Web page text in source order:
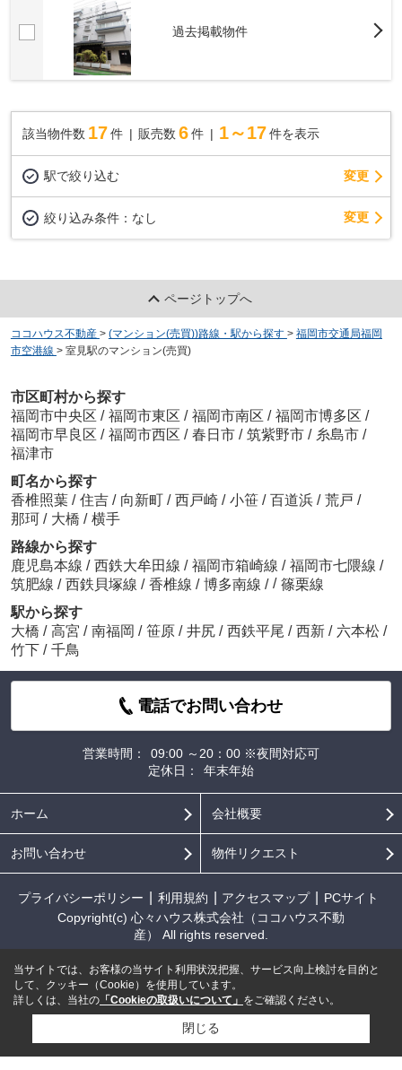
過去掲載物件
該当物件数 17件 販売数 6 件 1～17 件を表示
駅で絞り込む 変更
絞り込み条件： なし 変更
ページトップへ
ココハウス不動産 > (マンション(売買))路線・駅から探す > 福岡市交通局福岡
市空港線 > 室見駅のマンション(売買)
市区町村から探す
福岡市中央区 / 福岡市東区 / 福岡市南区 / 福岡市博多区 /
福岡市早良区 / 福岡市西区 / 春日市 / 筑紫野市 / 糸島市 /
福津市
町名から探す
香椎照葉 / 住吉 / 向新町 / 西戸崎 / 小笹 / 百道浜 / 荒戸 /
那珂 / 大橋 / 横手
路線から探す
鹿児島本線 / 西鉄大牟田線 / 福岡市箱崎線 / 福岡市七隈線 /
筑肥線 / 西鉄貝塚線 / 香椎線 / 博多南線 / / 篠栗線
駅から探す
大橋 / 高宮 / 南福岡 / 笹原 / 井尻 / 西鉄平尾 / 西新 / 六本松 /
竹下 / 千鳥
電話でお問い合わせ
営業時間：
09:00 ～20：00 ※夜間対応可
定休日：
年末年始
ホーム 会社概要
お問い合わせ 物件リクエスト
プライバシーポリシー 利用規約 アクセスマップ
PCサイト
Copyright(c) 心々ハウス株式会社（ココハウス不動
産） All rights reserved.
当サイトでは、お客様の当サイト利用状況把握、サービス向上検討を目的と
して、クッキー（Cookie）を使用しています。
詳しくは、当社の 「Cookieの取扱いについて」 をご確認ください。
閉じる